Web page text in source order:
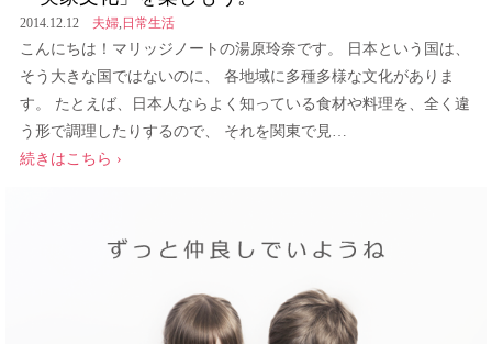
2014.12.12 夫婦, 日常生活
こんにちは！マリッジノートの湯原玲奈です。 日本という国は、
そう大きな国ではないのに、 各地域に多種多様な文化がありま
す。 たとえば、日本人ならよく知っている食材や料理を、全く違
う形で調理したりするので、 それを関東で見…
続きはこちら ›